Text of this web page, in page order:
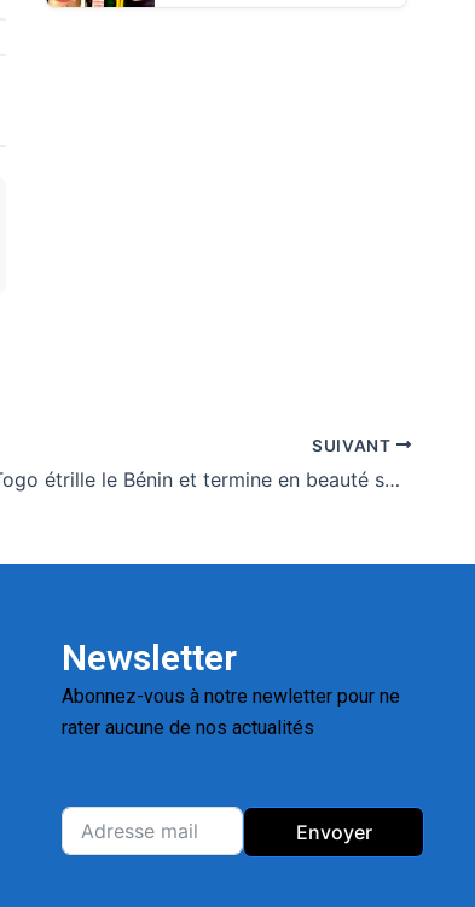
SUIVANT
Journée FIFA : le Togo étrille le Bénin et termine en beauté son stage
Newsletter
Abonnez-vous à notre newletter pour ne
rater aucune de nos actualités
Envoyer